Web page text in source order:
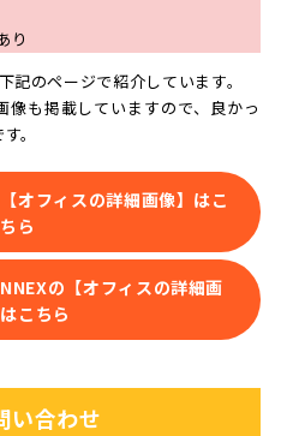
り
のページで紹介しています。
も掲載していますので、良かっ
。
オフィスの詳細画像】はこ
ちら
の【オフィスの詳細画
こちら
い合わせ